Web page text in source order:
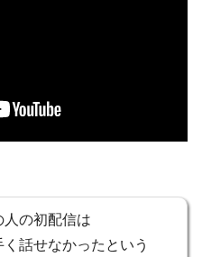
の初配信は
話せなかったという